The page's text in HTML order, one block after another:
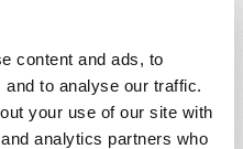
content and ads, to
to analyse our traffic.
your use of our site with
analytics partners who